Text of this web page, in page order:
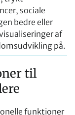
sociale
bedre eller
af
på.
til
funktioner